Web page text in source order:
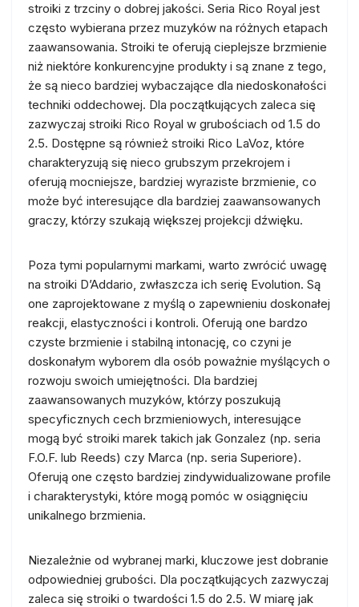
stroiki z trzciny o dobrej jakości. Seria Rico Royal jest
często wybierana przez muzyków na różnych etapach
zaawansowania. Stroiki te oferują cieplejsze brzmienie
niż niektóre konkurencyjne produkty i są znane z tego,
że są nieco bardziej wybaczające dla niedoskonałości
techniki oddechowej. Dla początkujących zaleca się
zazwyczaj stroiki Rico Royal w grubościach od 1.5 do
2.5. Dostępne są również stroiki Rico LaVoz, które
charakteryzują się nieco grubszym przekrojem i
oferują mocniejsze, bardziej wyraziste brzmienie, co
może być interesujące dla bardziej zaawansowanych
graczy, którzy szukają większej projekcji dźwięku.
Poza tymi popularnymi markami, warto zwrócić uwagę
na stroiki D’Addario, zwłaszcza ich serię Evolution. Są
one zaprojektowane z myślą o zapewnieniu doskonałej
reakcji, elastyczności i kontroli. Oferują one bardzo
czyste brzmienie i stabilną intonację, co czyni je
doskonałym wyborem dla osób poważnie myślących o
rozwoju swoich umiejętności. Dla bardziej
zaawansowanych muzyków, którzy poszukują
specyficznych cech brzmieniowych, interesujące
mogą być stroiki marek takich jak Gonzalez (np. seria
F.O.F. lub Reeds) czy Marca (np. seria Superiore).
Oferują one często bardziej zindywidualizowane profile
i charakterystyki, które mogą pomóc w osiągnięciu
unikalnego brzmienia.
Niezależnie od wybranej marki, kluczowe jest dobranie
odpowiedniej grubości. Dla początkujących zazwyczaj
zaleca się stroiki o twardości 1.5 do 2.5. W miarę jak